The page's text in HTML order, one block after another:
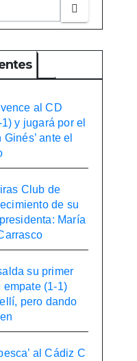
al CD
y jugará por el
Ginés’ ante el
Club de
de su
María
su primer
empate (1-1)
pero dando
al Cádiz C